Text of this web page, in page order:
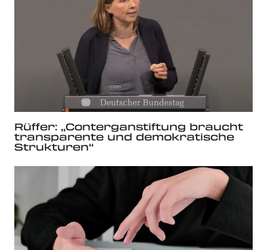
Rüffer: „Conterganstiftung braucht
transparente und demokratische
Strukturen“